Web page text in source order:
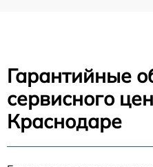
Гарантийные
сервисного
Краснодаре